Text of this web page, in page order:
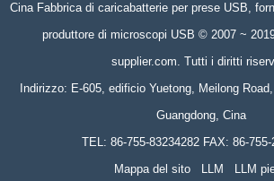
Cina Fabbrica di caricabatterie per prese USB,
produttore di microscopi USB © 2007 ~
supplier.com. Tutti i diritti
Indirizzo: E-605, edificio Yuetong, Meilong
Guangdong, Cina
TEL: 86-755-83234282 FAX: 86-755-
Mappa del sito
LLM LLM